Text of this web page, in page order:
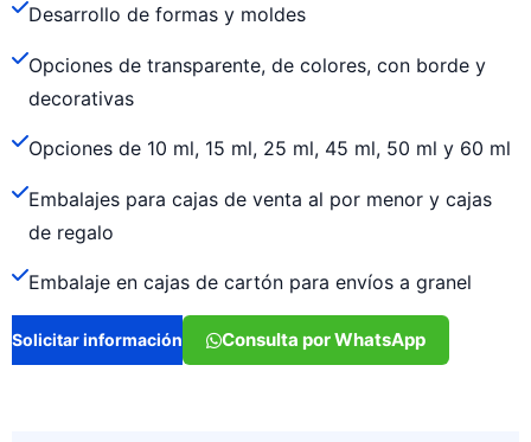
Desarrollo de formas y moldes
Opciones de transparente, de colores, con borde y
decorativas
Opciones de 10 ml, 15 ml, 25 ml, 45 ml, 50 ml y 60 ml
Embalajes para cajas de venta al por menor y cajas
de regalo
Embalaje en cajas de cartón para envíos a granel
Solicitar información Consulta por WhatsApp